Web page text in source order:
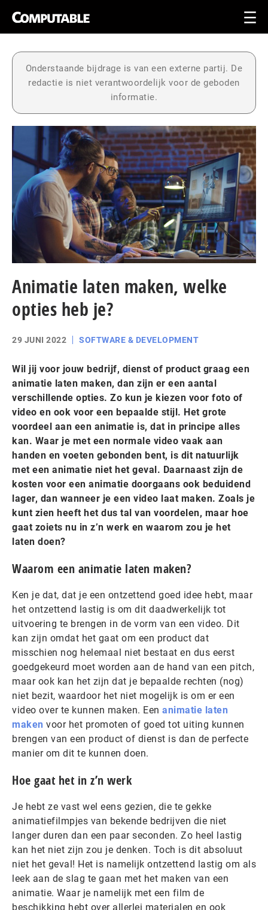
Onderstaande bijdrage is van een externe partij. De
redactie is niet verantwoordelijk voor de geboden
informatie.
Animatie laten maken, welke
opties heb je?
29 JUNI 2022 SOFTWARE & DEVELOPMENT
Wil jij voor jouw bedrijf, dienst of product graag een
animatie laten maken, dan zijn er een aantal
verschillende opties. Zo kun je kiezen voor foto of
video en ook voor een bepaalde stijl. Het grote
voordeel aan een animatie is, dat in principe alles
kan. Waar je met een normale video vaak aan
handen en voeten gebonden bent, is dit natuurlijk
met een animatie niet het geval. Daarnaast zijn de
kosten voor een animatie doorgaans ook beduidend
lager, dan wanneer je een video laat maken. Zoals je
kunt zien heeft het dus tal van voordelen, maar hoe
gaat zoiets nu in z’n werk en waarom zou je het
laten doen?
Waarom een animatie laten maken?
Ken je dat, dat je een ontzettend goed idee hebt, maar
het ontzettend lastig is om dit daadwerkelijk tot
uitvoering te brengen in de vorm van een video. Dit
kan zijn omdat het gaat om een product dat
misschien nog helemaal niet bestaat en dus eerst
goedgekeurd moet worden aan de hand van een pitch,
maar ook kan het zijn dat je bepaalde rechten (nog)
niet bezit, waardoor het niet mogelijk is om er een
video over te kunnen maken. Een animatie laten
maken voor het promoten of goed tot uiting kunnen
brengen van een product of dienst is dan de perfecte
manier om dit te kunnen doen.
Hoe gaat het in z’n werk
Je hebt ze vast wel eens gezien, die te gekke
animatiefilmpjes van bekende bedrijven die niet
langer duren dan een paar seconden. Zo heel lastig
kan het niet zijn zou je denken. Toch is dit absoluut
niet het geval! Het is namelijk ontzettend lastig om als
leek aan de slag te gaan met het maken van een
animatie. Waar je namelijk met een film de
beschikking hebt over allerlei materialen en ook